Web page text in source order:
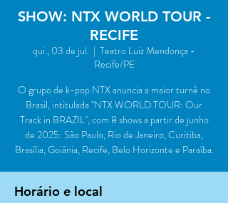
SHOW: NTX WORLD TOUR -
RECIFE
qui., 03 de jul.
  |
Teatro Luiz Mendonça -
Recife/PE
O grupo de k-pop NTX anuncia a maior turnê no
Brasil, intitulada "NTX WORLD TOUR: Our
Track in BRAZIL", com 8 shows a partir de junho
de 2025: São Paulo, Rio de Janeiro, Curitiba,
Brasília, Goiânia, Recife, Belo Horizonte e Paraíba.
Horário e local